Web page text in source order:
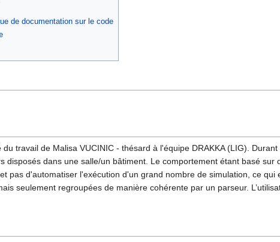
de documentation sur le code
travail de Malisa VUCINIC - thésard à l'équipe DRAKKA (LIG).
disposés dans une salle/un bâtiment. Le comportement étant basé
pas d'automatiser l'exécution d'un grand nombre de simulation, ce
seulement regroupées de manière cohérente par un parseur.